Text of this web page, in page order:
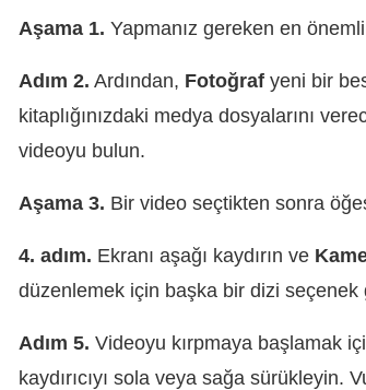
Aşama 1. Yapmanız gereken en
Adım 2. Ardından, Fotoğraf yeni bir
kitaplığınızdaki medya dosyalarını
videoyu bulun.
Aşama 3. Bir video seçtikten sonra
4. adım. Ekranı aşağı kaydırın ve
düzenlemek için başka bir dizi seçenek
Adım 5. Videoyu kırpmaya başlamak
kaydırıcıyı sola veya sağa sürükleyin.